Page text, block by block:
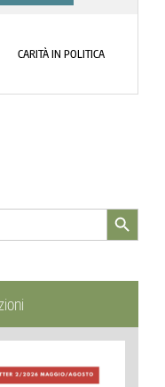
CARITÀ IN POLITICA
Search Button